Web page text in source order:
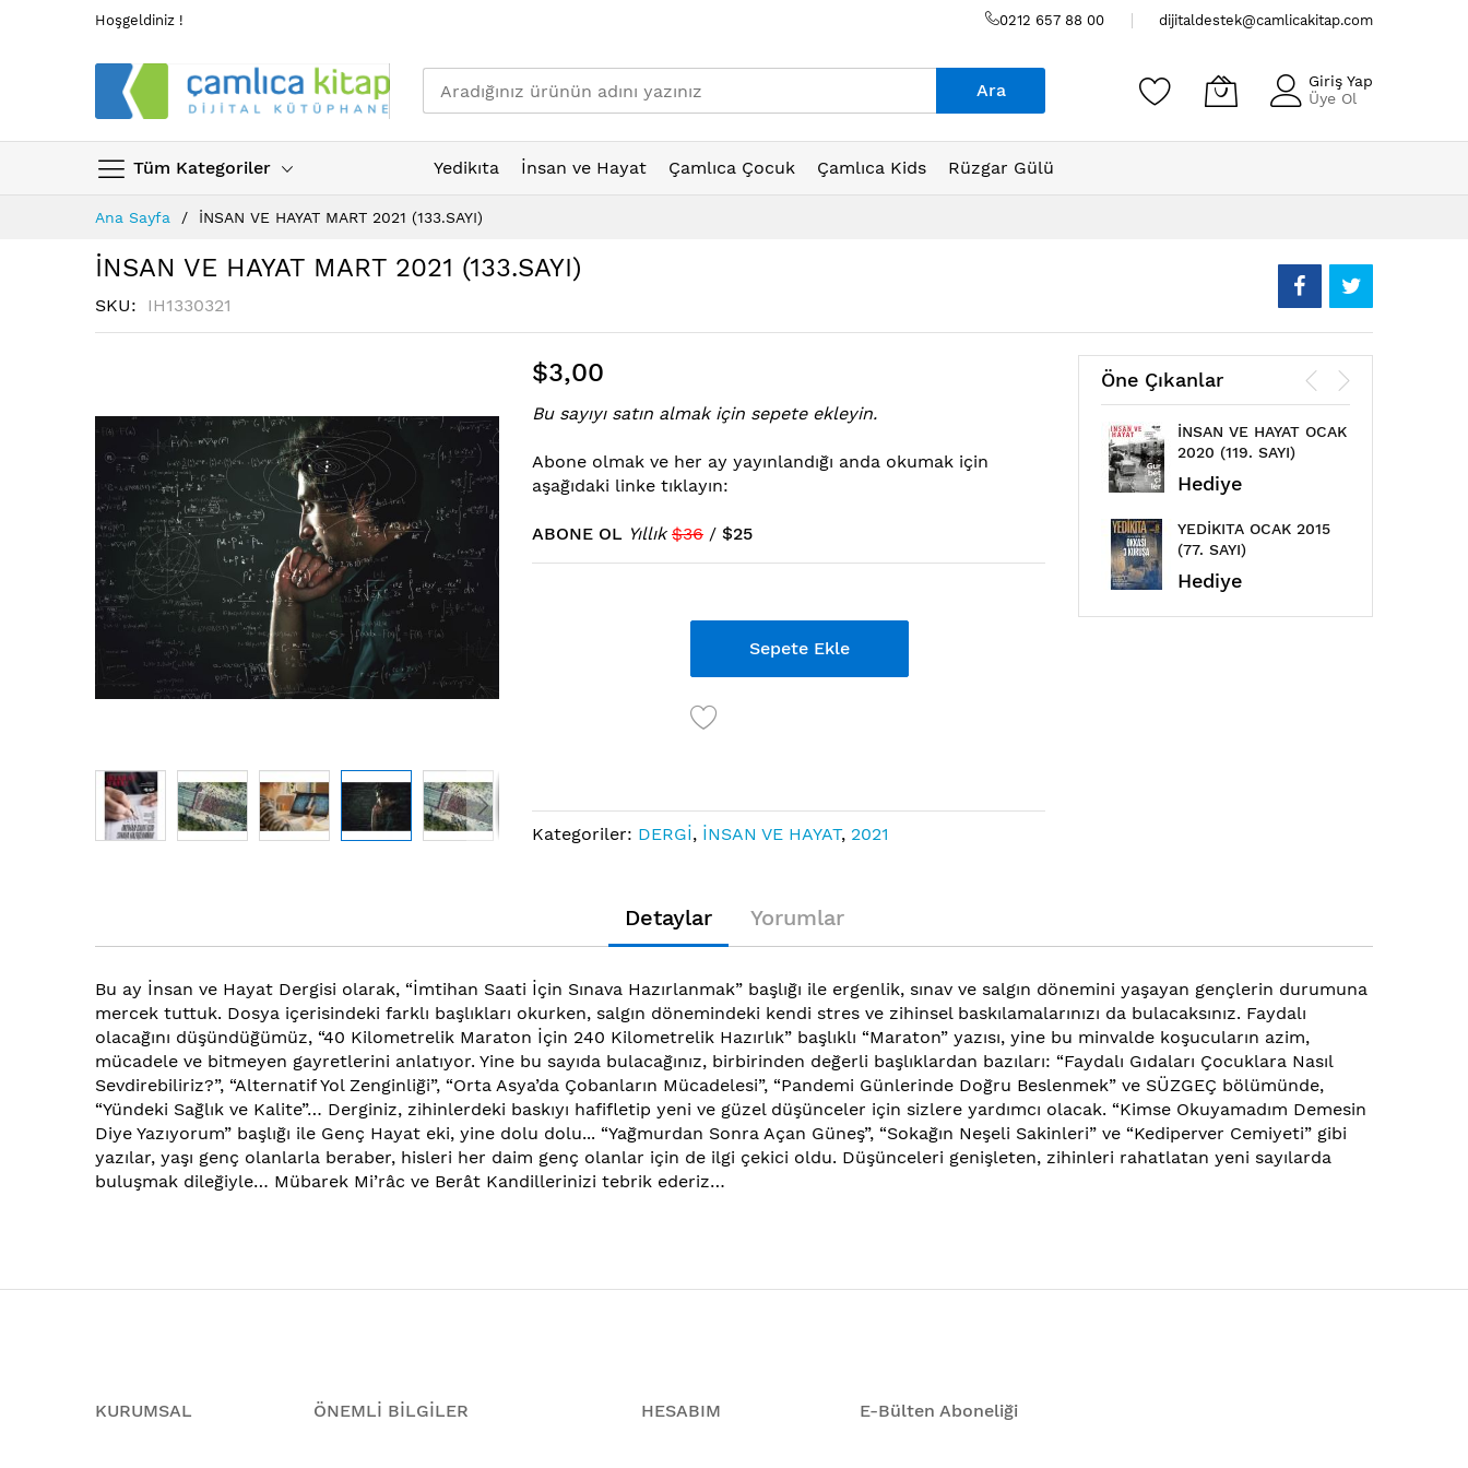
Hoşgeldiniz ! 0212 657 88 00 dijitaldestek@camlicakitap.com
Tüm Kategoriler
Ara
Giriş Yap
Üye Ol
Yedikıta İnsan ve Hayat Çamlıca Çocuk Çamlıca Kids
Rüzgar Gülü
Ana Sayfa İNSAN VE HAYAT MART 2021 (133.SAYI)
İNSAN VE HAYAT MART 2021 (133.SAYI)
SKU IH1330321
sonuna
atla
$3,00
Bu sayıyı satın almak için sepete ekleyin.
Abone olmak ve her ay yayınlandığı anda okumak için
aşağıdaki linke tıklayın:
ABONE OL Yıllık $36 / $25
Sepete Ekle
Kategoriler: DERGİ, İNSAN VE HAYAT, 2021
Öne Çıkanlar
İNSAN VE HAYAT OCAK
2020 (119. SAYI)
Hediye
YEDİKITA OCAK 2015
(77. SAYI)
Hediye
Detaylar
Bu ay İnsan ve Hayat Dergisi olarak, “İmtihan Saati İçin Sınava Hazırlanmak” başlığı ile ergenlik, sınav ve salgın dönemini yaşayan gençlerin durumuna
mercek tuttuk. Dosya içerisindeki farklı başlıkları okurken, salgın dönemindeki kendi stres ve zihinsel baskılamalarınızı da bulacaksınız. Faydalı
olacağını düşündüğümüz, “40 Kilometrelik Maraton İçin 240 Kilometrelik Hazırlık” başlıklı “Maraton” yazısı, yine bu minvalde koşucuların azim,
mücadele ve bitmeyen gayretlerini anlatıyor. Yine bu sayıda bulacağınız, birbirinden değerli başlıklardan bazıları: “Faydalı Gıdaları Çocuklara Nasıl
Sevdirebiliriz?”, “Alternatif Yol Zenginliği”, “Orta Asya’da Çobanların Mücadelesi”, “Pandemi Günlerinde Doğru Beslenmek” ve SÜZGEÇ bölümünde,
“Yündeki Sağlık ve Kalite”… Derginiz, zihinlerdeki baskıyı hafifletip yeni ve güzel düşünceler için sizlere yardımcı olacak. “Kimse Okuyamadım Demesin
Diye Yazıyorum” başlığı ile Genç Hayat eki, yine dolu dolu... “Yağmurdan Sonra Açan Güneş”, “Sokağın Neşeli Sakinleri” ve “Kediperver Cemiyeti” gibi
yazılar, yaşı genç olanlarla beraber, hisleri her daim genç olanlar için de ilgi çekici oldu. Düşünceleri genişleten, zihinleri rahatlatan yeni sayılarda
buluşmak dileğiyle… Mübarek Mi’râc ve Berât Kandillerinizi tebrik ederiz…
Yorumlar
KURUMSAL ÖNEMLİ BİLGİLER HESABIM E-Bülten Aboneliği